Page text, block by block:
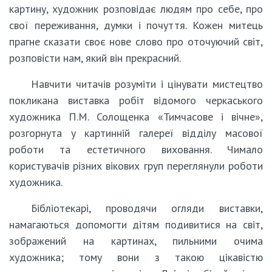
картину, художник розповідає людям про себе, про
свої переживання, думки і почуття. Кожен митець
прагне сказати своє нове слово про оточуючий світ,
розповісти нам, який він прекрасний.
Навчити читачів розуміти і цінувати мистецтво
покликана виставка робіт відомого черкаського
художника П.М. Солощенка «Тимчасове і вічне»,
розгорнута у картинній галереї відділу масової
роботи та естетичного виховання. Чимало
користувачів різних вікових груп переглянули роботи
художника.
Бібліотекарі, проводячи огляди виставки,
намагаються допомогти дітям подивитися на світ,
зображений на картинах, пильними очима
художника; тому вони з такою цікавістю